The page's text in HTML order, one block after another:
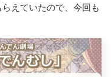
えていたので、今回も